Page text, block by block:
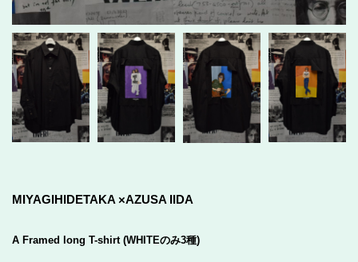
MIYAGIHIDETAKA ×AZUSA IIDA
A Framed long T-shirt (WHITEのみ3種)